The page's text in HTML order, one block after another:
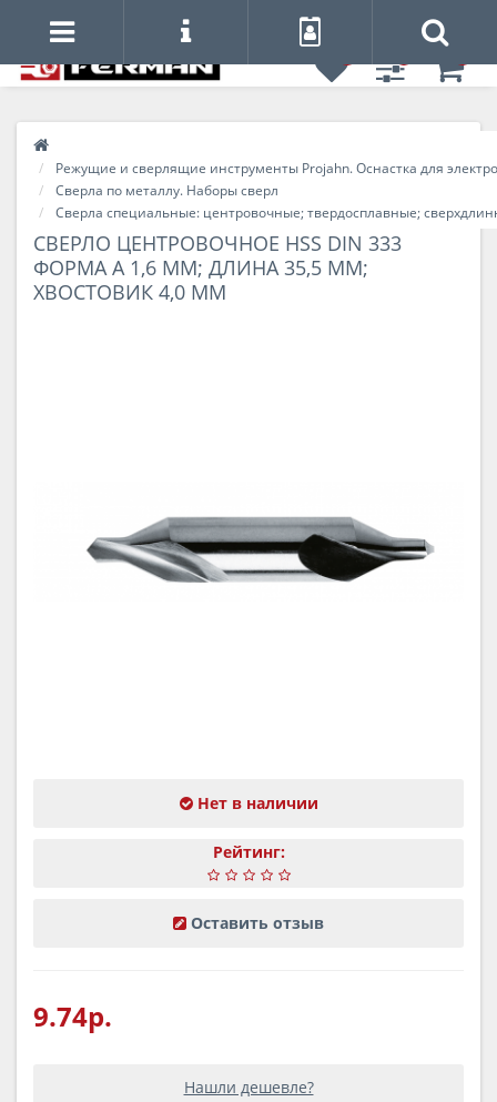
Режущие и сверлящие инструменты Projahn. Оснастка для
Сверла по металлу. Наборы сверл
Сверла специальные: центровочные; твердосплавные;
СВЕРЛО ЦЕНТРОВОЧНОЕ HSS DIN 333
ФОРМА A 1,6 ММ; ДЛИНА 35,5 ММ;
ХВОСТОВИК 4,0 ММ
Нет в наличии
Рейтинг:
Оставить отзыв
9.74р.
Нашли дешевле?